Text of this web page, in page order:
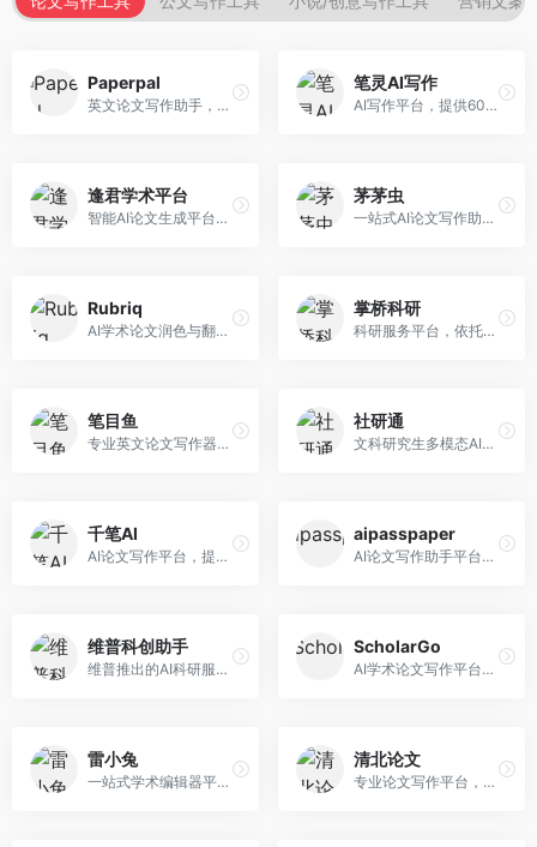
Paperpal
英文论文写作助手，专注于学术英语润色。面向需要发表国际期刊的研究者，提供语法检查、学术表达优化、格式规范等服务，英语表达地道专业。
笔灵AI写作
AI写作平台，提供600+写作模板。面向学生、职场人士和内容创作者，支持论文、公文、营销文案等多种文体，模板丰富，一键生成，写作效率大幅提升。
逢君学术平台
智能AI论文生成平台，支持查重检测。面向高校学生和研究人员，提供论文选题、内容生成、查重修改等一站式服务，学术写作流程完整。
茅茅虫
一站式AI论文写作助手，覆盖学术写作全场景。面向高校学生和科研人员，提供开题报告、文献综述、论文正文等写作服务，支持多学科多类型论文，操作简便。
Rubriq
AI学术论文润色与翻译平台。面向国际期刊投稿者，提供论文润色、翻译、格式调整等服务，支持多语言，学术表达专业规范。
掌桥科研
科研服务平台，依托3亿+真实文献数据库。面向学术研究者和学生，提供文献检索、论文写作、科研数据分析等服务，文献资源丰富，学术支持专业。
笔目鱼
专业英文论文写作器，支持学术论文全流程。面向留学生和国际期刊投稿者，提供英文论文撰写、润色、格式调整等服务，学术英语表达规范。
社研通
文科研究生多模态AI学术写作平台。面向文科研究生和社科研究者，提供文献综述、理论分析、定性研究辅助等服务，文科研究方法论支持完善。
千笔AI
AI论文写作平台，提供无限改稿服务。面向高校学生和学术研究者，支持论文选题、大纲生成、内容撰写、查重修改等全流程服务，改稿次数不限，服务质量有保障。
aipasspaper
AI论文写作助手平台，提供智能化的学术写作支持。面向大学生和研究人员，支持多种学科论文生成，提供参考文献管理和格式规范服务，写作效率高。
维普科创助手
维普推出的AI科研服务平台，整合学术资源与智能写作。面向科研人员和高校师生，提供文献检索、论文写作、查重检测等一站式服务，学术资源权威可靠。
ScholarGo
AI学术论文写作平台，专注于理工科领域的逻辑构建。面向理工科研究生和科研工作者，提供公式编辑、数据分析、论文结构优化等服务，理工科写作逻辑严谨。
雷小兔
一站式学术编辑器平台，覆盖论文写作全流程。面向高校学生和科研人员，提供选题分析、文献检索、论文生成、查重降重等服务，操作流程清晰，学术写作效率显著提升。
清北论文
专业论文写作平台，依托高校学术资源。面向本科生和研究生，提供论文指导、写作辅助、查重检测等服务，学术规范性强，适合追求高质量论文的用户。